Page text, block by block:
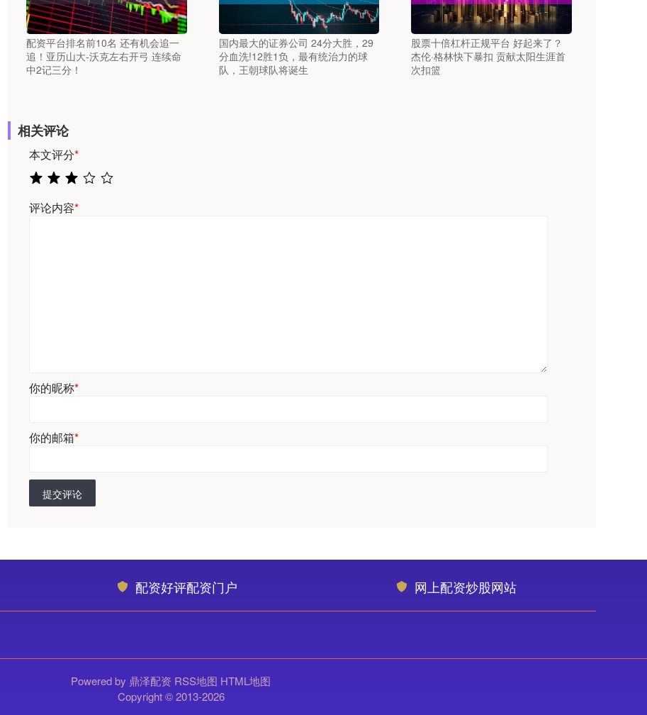
配资平台排名前10名 还有机会追一
追！亚历山大-沃克左右开弓 连续命
中2记三分！
国内最大的证券公司 24分大胜，29
分血洗!12胜1负，最有统治力的球
队，王朝球队将诞生
股票十倍杠杆正规平台 好起来了？
杰伦·格林快下暴扣 贡献太阳生涯首
次扣篮
相关评论
本文评分*
评论内容*
你的昵称*
你的邮箱*
提交评论
配资好评配资门户 网上配资炒股网站
Powered by 鼎泽配资 RSS地图 HTML地图
Copyright© 2013-2026